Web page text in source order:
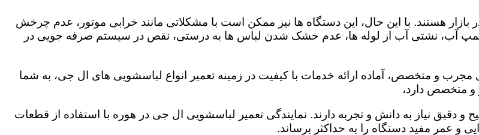
هستند. با این حال، این دستگاه ها نیز ممکن است با مشکلاتی مانند خرابی موتور، عدم چرخش
آب، نشتی آب از لوله ها، عدم خشک شدن لباس ها به درستی، نقص در سیستم صرفه جویی در
و متخصص، آماده ارائه خدمات با کیفیت در زمینه تعمیر انواع لباسشویی های ال جی، به شما
و متخصص دارد،
و دقیق نیاز به دانش و تجربه دارند. نمایندگی تعمیر لباسشویی ال جی در هوره با استفاده از قطعات
و عمر مفید دستگاه را به حداکثر برساند.